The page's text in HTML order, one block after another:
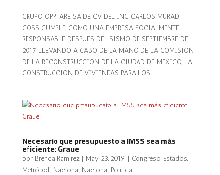
GRUPO OPPTARE SA DE CV DEL ING CARLOS MURAD
COSS CUMPLE, COMO UNA EMPRESA SOCIALMENTE
RESPONSABLE DESPUES DEL SISMO DE SEPTIEMBRE DE
2017 LLEVANDO A CABO DE LA MANO DE LA COMISION
DE LA RECONSTRUCCION DE LA CIUDAD DE MEXICO, LA
CONSTRUCCION DE VIVIENDAS PARA LOS...
Necesario que presupuesto a IMSS sea más
eficiente: Graue
por Brenda Ramirez| May 23, 2019 | Congreso, Estados,
Metrópoli, Nacional, Nacional, Política